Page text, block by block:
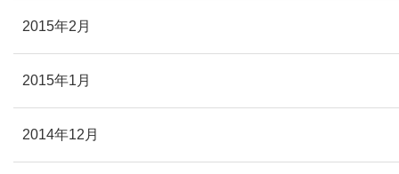
2015年2月
2015年1月
2014年12月